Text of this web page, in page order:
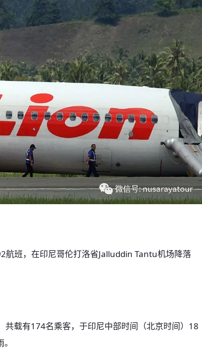
航班，在印尼哥伦打洛省Jalluddin Tantu机场降落
共载有174名乘客，于印尼中部时间（北京时间）18